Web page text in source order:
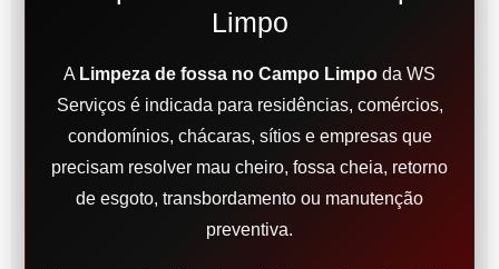
Limpo
A Limpeza de fossa no Campo Limpo da WS
Serviços é indicada para residências, comércios,
condomínios, chácaras, sítios e empresas que
precisam resolver mau cheiro, fossa cheia, retorno
de esgoto, transbordamento ou manutenção
preventiva.